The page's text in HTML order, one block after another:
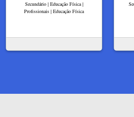
Secundário | Educação Física |
Profissionais | Educação Física